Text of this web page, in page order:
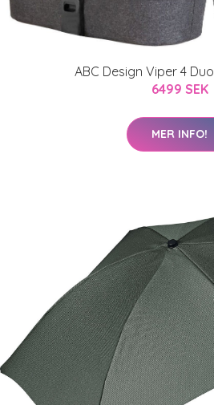
ABC Design Viper 4
6499 SEK
MER INFO!